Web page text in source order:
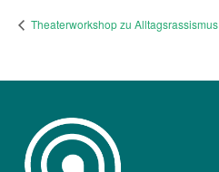
Theaterworkshop zu Alltagsrassismus